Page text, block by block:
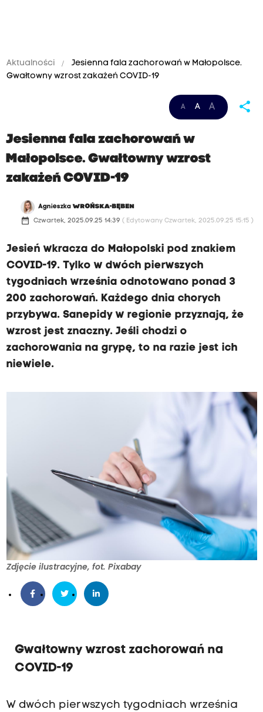
Aktualności
Jesienna fala zachorowań w Małopolsce.
Gwałtowny wzrost zakażeń COVID-19
A A A share
Jesienna fala zachorowań w
Małopolsce. Gwałtowny wzrost
zakażeń COVID-19
AgnieszkaWROŃSKA-BĘBEN
date_range Czwartek, 2025.09.25 14:39 ( Edytowany Czwartek, 2025.09.25 15:15 )
Jesień wkracza do Małopolski pod znakiem
COVID-19. Tylko w dwóch pierwszych
tygodniach września odnotowano ponad 3
200 zachorowań. Każdego dnia chorych
przybywa. Sanepidy w regionie przyznają, że
wzrost jest znaczny. Jeśli chodzi o
zachorowania na grypę, to na razie jest ich
niewiele.
Zdjęcie ilustracyjne, fot. Pixabay
Gwałtowny wzrost zachorowań na
COVID-19
W dwóch pierwszych tygodniach września